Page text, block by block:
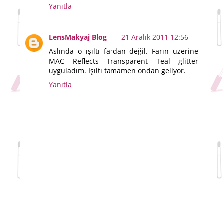
Yanıtla
LensMakyaj Blog
21 Aralık 2011 12:56
Aslında o ışıltı fardan değil. Farın üzerine
MAC Reflects Transparent Teal glitter
uyguladım. Işıltı tamamen ondan geliyor.
Yanıtla